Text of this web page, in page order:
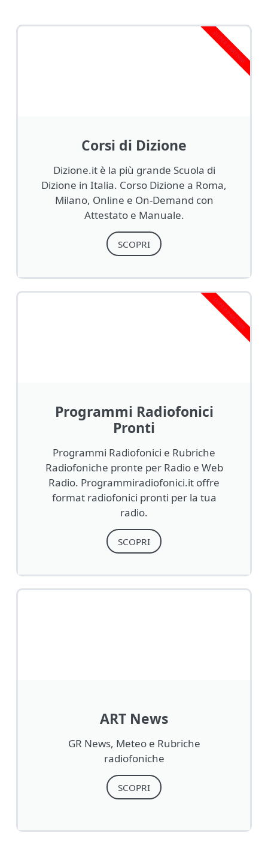
Corsi di Dizione
Dizione.it è la più grande Scuola di
Dizione in Italia. Corso Dizione a Roma,
Milano, Online e On-Demand con
Attestato e Manuale.
SCOPRI
SUPER PARTNER
Programmi Radiofonici
Pronti
Programmi Radiofonici e Rubriche
Radiofoniche pronte per Radio e Web
Radio. Programmiradiofonici.it offre
format radiofonici pronti per la tua
radio.
SCOPRI
SUPER PARTNER
ART News
GR News, Meteo e Rubriche
radiofoniche
SCOPRI